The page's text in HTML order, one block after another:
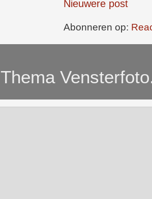
Nieuwere post
Abonneren op:
Thema